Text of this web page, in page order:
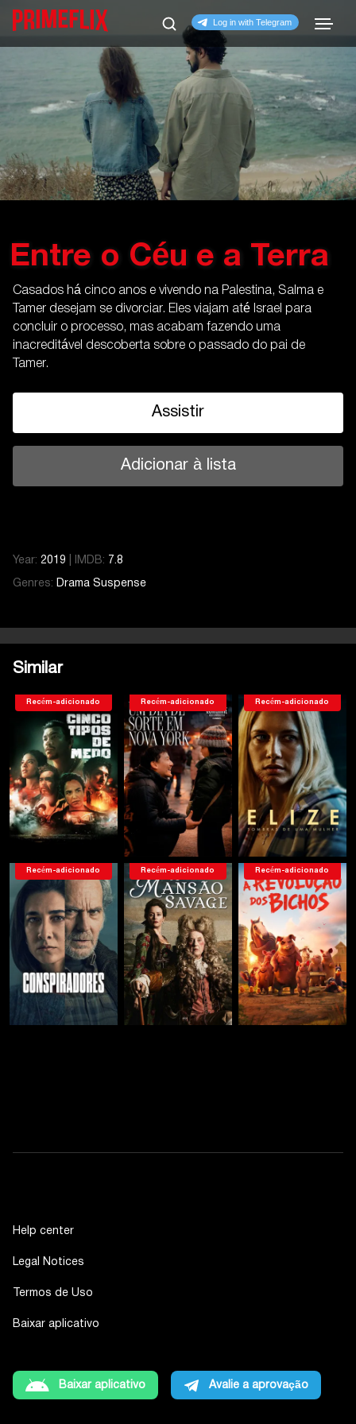
Entre o Céu e a Terra
Casados há cinco anos e vivendo na Palestina, Salma e
Tamer desejam se divorciar. Eles viajam até Israel para
concluir o processo, mas acabam fazendo uma
inacreditável descoberta sobre o passado do pai de
Tamer.
Assistir
Adicionar à lista
Year: 2019 IMDB: 7.8
Genres: Drama Suspense
Similar
Recém-adicionado Recém-adicionado Recém-adicionado
Recém-adicionado Recém-adicionado Recém-adicionado
Help center
Legal Notices
Termos de Uso
Baixar aplicativo
Baixar aplicativo Avalie a aprovação